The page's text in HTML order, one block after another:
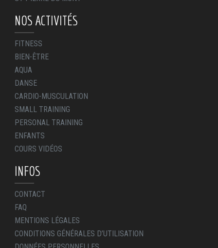
NOS ACTIVITÉS
FITNESS
BIEN-ÊTRE
AQUA
DANSE
CARDIO-MUSCULATION
SMALL TRAINING
PERSONAL TRAINING
ENFANTS
COURS VIDÉOS
INFOS
CONTACT
FAQ
MENTIONS LÉGALES
CONDITIONS GÉNÉRALES D’UTILISATION